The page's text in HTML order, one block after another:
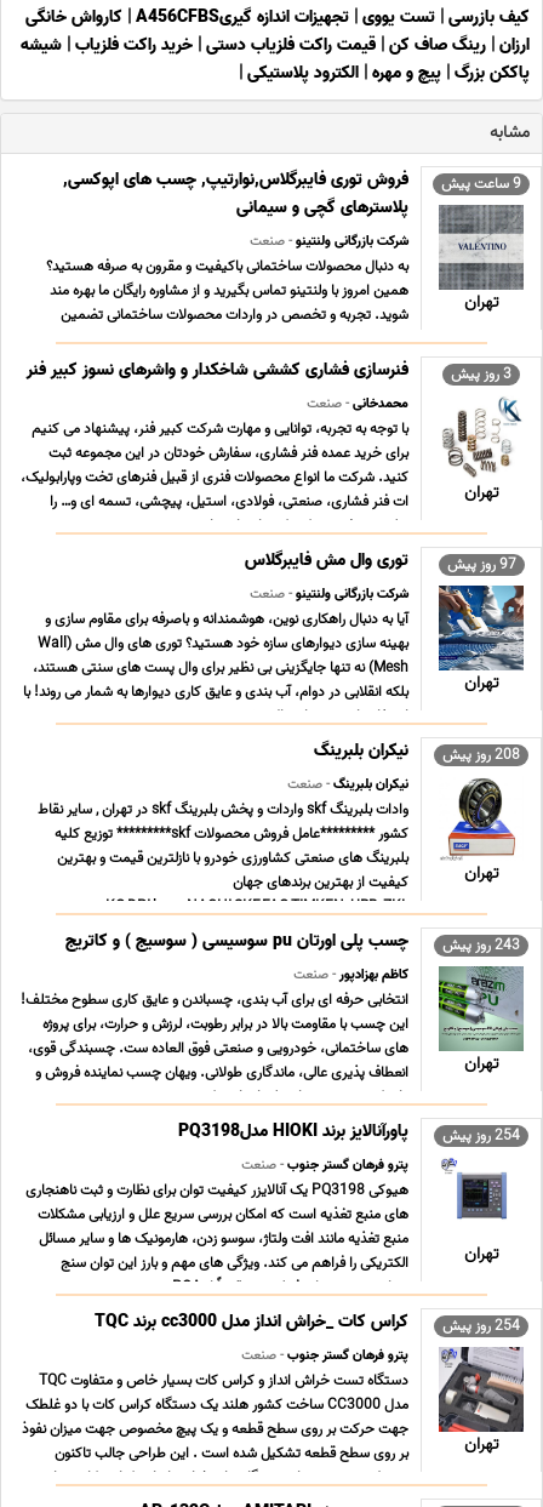
کیف بازرسی| تست یووی| تجهیزات اندازه گیریA456CFBS | کارواش خانگی
ارزان| رینگ صاف کن| قیمت راکت فلزیاب دستی| خرید راکت فلزیاب| شیشه
پاککن بزرگ| پیچ و مهره| الکترود پلاستیکی|
مشابه
9 ساعت پیش
تهران
فروش توری فایبرگلاس,نوارتیپ, چسب های اپوکسی,
پلاسترهای گچی و سیمانی
شرکت بازرگانی ولنتینو- صنعت
به دنبال محصولات ساختمانی باکیفیت و مقرون به صرفه هستید؟
همین امروز با ولنتینو تماس بگیرید و از مشاوره رایگان ما بهره مند
شوید. تجربه و تخصص در واردات محصولات ساختمانی تضمین
کیفیت و اصالت کالا قیمت گذای شفاف و رقابتی پشتیبانی و مشاوره
تخصصی برای انتخاب بهتر جهت مشاوره و فروش با ش ... ...
3 روز پیش
تهران
فنرسازی فشاری کششی شاخکدار و واشرهای نسوز کبیر فنر
محمدخانی- صنعت
با توجه به تجربه، توانایی و مهارت شرکت کبیر فنر، پیشنهاد می کنیم
برای خرید عمده فنر فشاری، سفارش خودتان در این مجموعه ثبت
کنید. شرکت ما انواع محصولات فنری از قبیل فنرهای تخت وپارابولیک،
ات فنر فشاری، صنعتی، فولادی، استیل، پیچشی، تسمه ای و… را
تولید و عرضه می کند که برای راهنمایی ... ...
97 روز پیش
تهران
توری وال مش فایبرگلاس
شرکت بازرگانی ولنتینو- صنعت
آیا به دنبال راهکاری نوین، هوشمندانه و باصرفه برای مقاوم سازی و
بهینه سازی دیوارهای سازه خود هستید؟ توری های وال مش (Wall
Mesh) نه تنها جایگزینی بی نظیر برای وال پست های سنتی هستند،
بلکه انقلابی در دوام، آب بندی و عایق کاری دیوارها به شمار می روند! با
استفاده از توری های وال مش، ... ...
208 روز پیش
تهران
نیکران بلبرینگ
نیکران بلبرینگ- صنعت
وادات بلبرینگ skf واردات و پخش بلبرینگ skf در تهران , سایر نقاط
کشور *********عامل فروش محصولات skf********* توزیع کلیه
بلبرینگ های صنعتی کشاورزی خودرو با نازلترین قیمت و بهترین
کیفیت از بهترین برندهای جهان
KG,DPI,koyo,NACHI,SKF,FAG,TIMKEN ,URB ,ZKL,...............
توزیع کننده ی ... ...
243 روز پیش
تهران
چسب پلی اورتان pu سوسیسی ( سوسیج ) و کاتریج
کاظم بهزادپور- صنعت
انتخابی حرفه ای برای آب بندی، چسباندن و عایق کاری سطوح مختلف!
این چسب با مقاومت بالا در برابر رطوبت، لرزش و حرارت، برای پروژه
های ساختمانی، خودرویی و صنعتی فوق العاده ست. چسبندگی قوی،
انعطاف پذیری عالی، ماندگاری طولانی. ویهان چسب نماینده فروش و
وارد کننده چسب های پلی اورتان ترکیه ... ...
254 روز پیش
تهران
پاورآنالایز برند HIOKI مدلPQ3198
پترو فرهان گستر جنوب- صنعت
هیوکی PQ3198 یک آنالایزر کیفیت توان برای نظارت و ثبت ناهنجاری
های منبع تغذیه است که امکان بررسی سریع علل و ارزیابی مشکلات
منبع تغذیه مانند افت ولتاژ، سوسو زدن، هارمونیک ها و سایر مسائل
الکتریکی را فراهم می کند. ویژگی های مهم و بارز این توان سنج
هدایت سنسورهای فعلی مستقیماً از PQA ... ...
254 روز پیش
تهران
کراس کات _خراش انداز مدل cc3000 برند TQC
پترو فرهان گستر جنوب- صنعت
دستگاه تست خراش انداز و کراس کات بسیار خاص و متفاوت TQC
مدل CC3000 ساخت کشور هلند یک دستگاه کراس کات با دو غلطک
جهت حرکت بر روی سطح قطعه و یک پیچ مخصوص جهت میزان نفوذ
بر روی سطح قطعه تشکیل شده است . این طراحی جالب تاکنون
توسط هیچ برندی برای دستگاه های خراش انداز و کراس کات به این ...